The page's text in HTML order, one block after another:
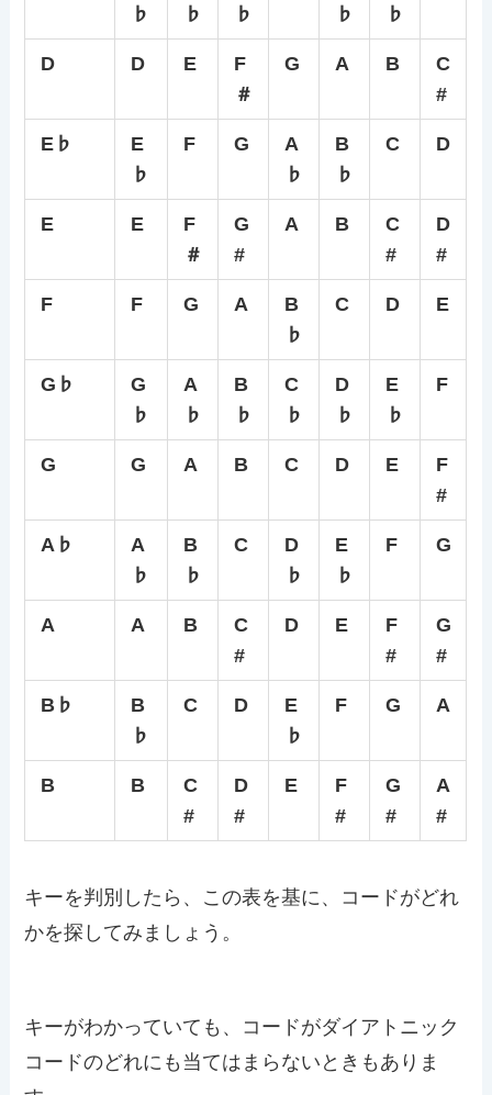
♭
♭
♭
♭
♭
D D E
F
＃
G A B
C
#
E♭
E
♭
F G
A
♭
B
♭
C D
E E
F
＃
G
#
A B
C
#
D
#
F F G A
B
♭
C D E
G♭
G
♭
A
♭
B
♭
C
♭
D
♭
E
♭
F
G G A B C D E
F
#
A♭
A
♭
B
♭
C
D
♭
E
♭
F G
A A B
C
#
D E
F
#
G
#
B♭
B
♭
C D
E
♭
F G A
B B
C
#
D
#
E
F
#
G
#
A
#
キーを判別したら、この表を基に、コードがどれ
かを探してみましょう。
キーがわかっていても、コードがダイアトニック
コードのどれにも当てはまらないときもありま